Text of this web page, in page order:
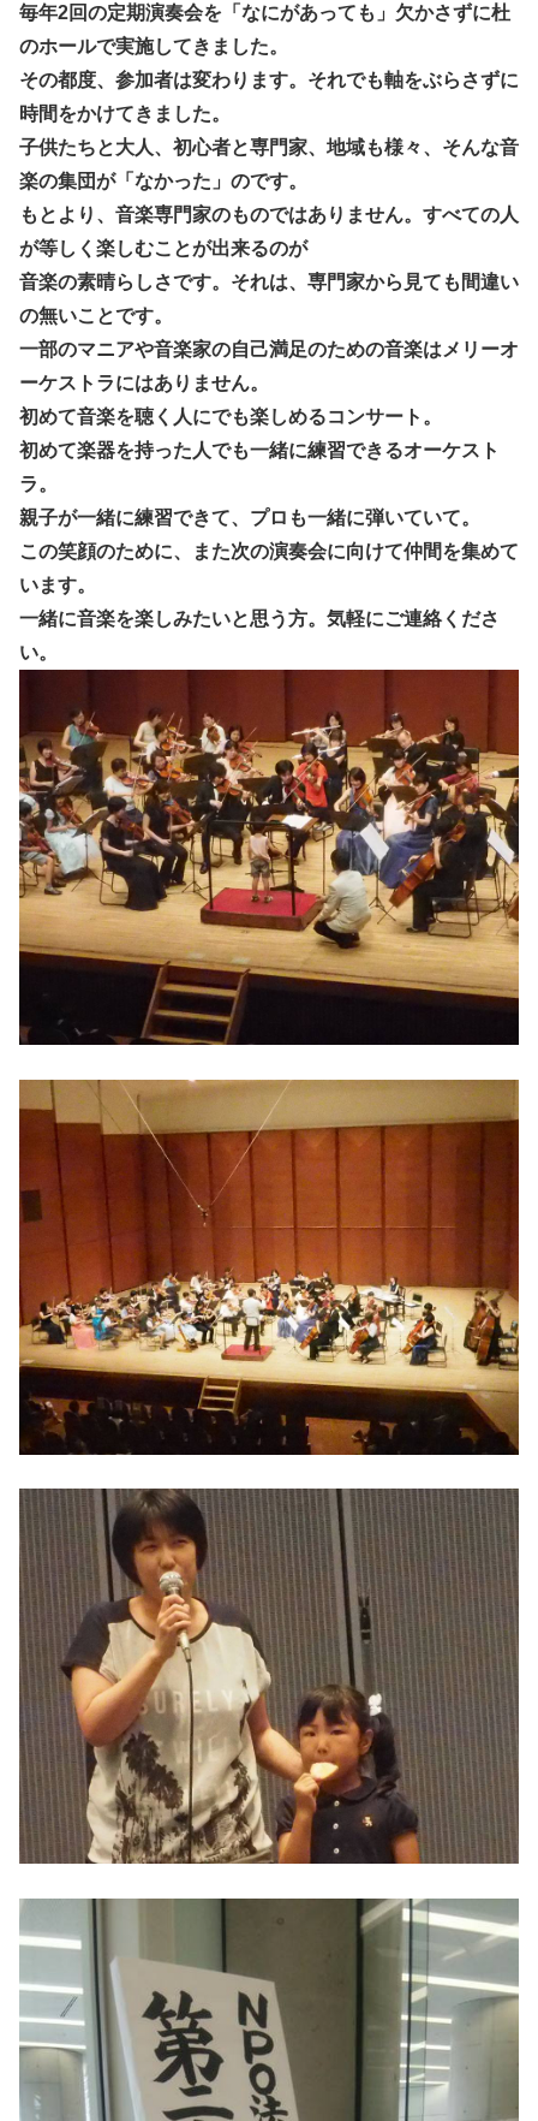
毎年2回の定期演奏会を「なにがあっても」欠かさずに杜
のホールで実施してきました。
その都度、参加者は変わります。それでも軸をぶらさずに
時間をかけてきました。
子供たちと大人、初心者と専門家、地域も様々、そんな音
楽の集団が「なかった」のです。
もとより、音楽専門家のものではありません。すべての人
が等しく楽しむことが出来るのが
音楽の素晴らしさです。それは、専門家から見ても間違い
の無いことです。
一部のマニアや音楽家の自己満足のための音楽はメリーオ
ーケストラにはありません。
初めて音楽を聴く人にでも楽しめるコンサート。
初めて楽器を持った人でも一緒に練習できるオーケスト
ラ。
親子が一緒に練習できて、プロも一緒に弾いていて。
この笑顔のために、また次の演奏会に向けて仲間を集めて
います。
一緒に音楽を楽しみたいと思う方。気軽にご連絡くださ
い。